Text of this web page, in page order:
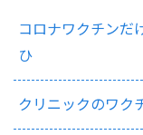
コロナワクチンだ
ひ
クリニックのワク